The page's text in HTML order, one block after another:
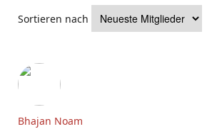
Sortieren nach
Bhajan Noam